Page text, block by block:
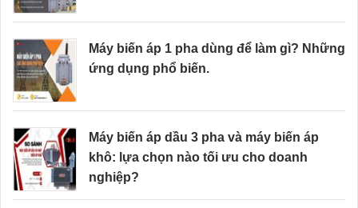
Máy biến áp 1 pha dùng để làm gì? Những
ứng dụng phổ biến.
Máy biến áp dầu 3 pha và máy biến áp
khô: lựa chọn nào tối ưu cho doanh
nghiệp?